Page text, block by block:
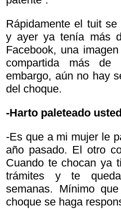
Rápidamente el tuit
y ayer ya tenía más
Facebook, una
compartida más
embargo, aún no hay
del choque.
-Harto paleteado
-Es que a mi mujer le
año pasado. El otro
Cuando te chocan ya
trámites y te
semanas. Mínimo
choque se haga